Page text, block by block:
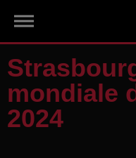
mondiale
2024